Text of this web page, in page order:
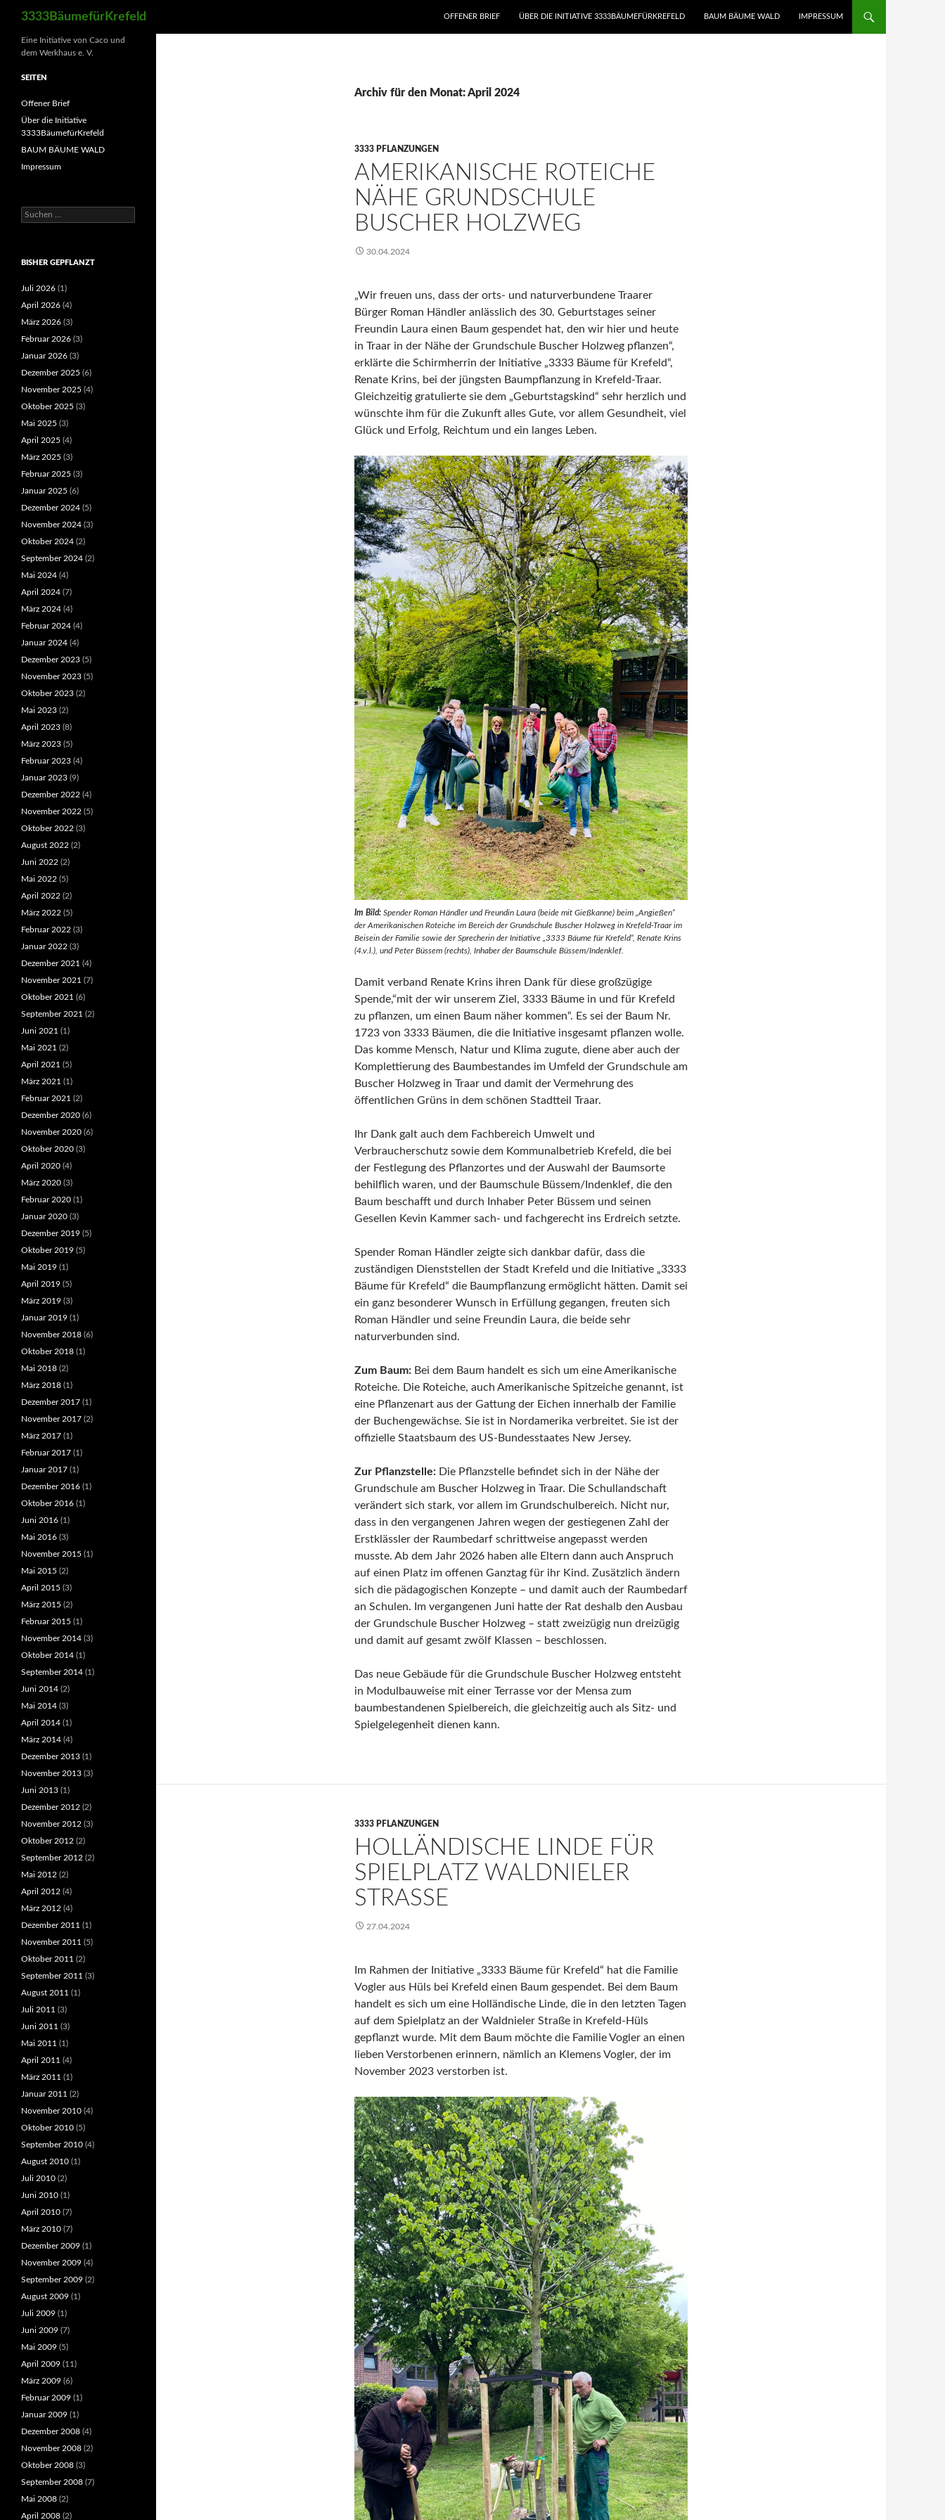
3333BäumefürKrefeld
OFFENER BRIEF
ÜBER DIE INITIATIVE 3333BÄUMEFÜRKREFELD BAUM BÄUME WALD IMPRESSUM
Archiv für den Monat: April 2024
3333 PFLANZUNGEN
AMERIKANISCHE ROTEICHE
NÄHE GRUNDSCHULE
BUSCHER HOLZWEG
30.04.2024
„Wir freuen uns, dass der orts- und naturverbundene Traarer
Bürger Roman Händler anlässlich des 30. Geburtstages seiner
Freundin Laura einen Baum gespendet hat, den wir hier und heute
in Traar in der Nähe der Grundschule Buscher Holzweg pflanzen“,
erklärte die Schirmherrin der Initiative „3333 Bäume für Krefeld“,
Renate Krins, bei der jüngsten Baumpflanzung in Krefeld-Traar.
Gleichzeitig gratulierte sie dem „Geburtstagskind“ sehr herzlich und
wünschte ihm für die Zukunft alles Gute, vor allem Gesundheit, viel
Glück und Erfolg, Reichtum und ein langes Leben.
Im Bild: Spender Roman Händler und Freundin Laura (beide mit Gießkanne) beim „Angießen“
der Amerikanischen Roteiche im Bereich der Grundschule Buscher Holzweg in Krefeld-Traar im
Beisein der Familie sowie der Sprecherin der Initiative „3333 Bäume für Krefeld“, Renate Krins
(4.v.l.), und Peter Büssem (rechts), Inhaber der Baumschule Büssem/Indenklef.
Damit verband Renate Krins ihren Dank für diese großzügige
Spende,“mit der wir unserem Ziel, 3333 Bäume in und für Krefeld
zu pflanzen, um einen Baum näher kommen“. Es sei der Baum Nr.
1723 von 3333 Bäumen, die die Initiative insgesamt pflanzen wolle.
Das komme Mensch, Natur und Klima zugute, diene aber auch der
Komplettierung des Baumbestandes im Umfeld der Grundschule am
Buscher Holzweg in Traar und damit der Vermehrung des
öffentlichen Grüns in dem schönen Stadtteil Traar.
Ihr Dank galt auch dem Fachbereich Umwelt und
Verbraucherschutz sowie dem Kommunalbetrieb Krefeld, die bei
der Festlegung des Pflanzortes und der Auswahl der Baumsorte
behilflich waren, und der Baumschule Büssem/Indenklef, die den
Baum beschafft und durch Inhaber Peter Büssem und seinen
Gesellen Kevin Kammer sach- und fachgerecht ins Erdreich setzte.
Spender Roman Händler zeigte sich dankbar dafür, dass die
zuständigen Dienststellen der Stadt Krefeld und die Initiative „3333
Bäume für Krefeld“ die Baumpflanzung ermöglicht hätten. Damit sei
ein ganz besonderer Wunsch in Erfüllung gegangen, freuten sich
Roman Händler und seine Freundin Laura, die beide sehr
naturverbunden sind.
Zum Baum: Bei dem Baum handelt es sich um eine Amerikanische
Roteiche. Die Roteiche, auch Amerikanische Spitzeiche genannt, ist
eine Pflanzenart aus der Gattung der Eichen innerhalb der Familie
der Buchengewächse. Sie ist in Nordamerika verbreitet. Sie ist der
offizielle Staatsbaum des US-Bundesstaates New Jersey.
Zur Pflanzstelle: Die Pflanzstelle befindet sich in der Nähe der
Grundschule am Buscher Holzweg in Traar. Die Schullandschaft
verändert sich stark, vor allem im Grundschulbereich. Nicht nur,
dass in den vergangenen Jahren wegen der gestiegenen Zahl der
Erstklässler der Raumbedarf schrittweise angepasst werden
musste. Ab dem Jahr 2026 haben alle Eltern dann auch Anspruch
auf einen Platz im offenen Ganztag für ihr Kind. Zusätzlich ändern
sich die pädagogischen Konzepte – und damit auch der Raumbedarf
an Schulen. Im vergangenen Juni hatte der Rat deshalb den Ausbau
der Grundschule Buscher Holzweg – statt zweizügig nun dreizügig
und damit auf gesamt zwölf Klassen – beschlossen.
Das neue Gebäude für die Grundschule Buscher Holzweg entsteht
in Modulbauweise mit einer Terrasse vor der Mensa zum
baumbestandenen Spielbereich, die gleichzeitig auch als Sitz- und
Spielgelegenheit dienen kann.
3333 PFLANZUNGEN
HOLLÄNDISCHE LINDE FÜR
SPIELPLATZ WALDNIELER
STRASSE
27.04.2024
Im Rahmen der Initiative „3333 Bäume für Krefeld“ hat die Familie
Vogler aus Hüls bei Krefeld einen Baum gespendet. Bei dem Baum
handelt es sich um eine Holländische Linde, die in den letzten Tagen
auf dem Spielplatz an der Waldnieler Straße in Krefeld-Hüls
gepflanzt wurde. Mit dem Baum möchte die Familie Vogler an einen
lieben Verstorbenen erinnern, nämlich an Klemens Vogler, der im
November 2023 verstorben ist.
Eine Initiative von Caco und
dem Werkhaus e. V.
SEITEN
Offener Brief
Über die Initiative
3333BäumefürKrefeld
BAUM BÄUME WALD
Impressum
Suchen
nach:
BISHER GEPFLANZT
Juli 2026 (1)
April 2026 (4)
März 2026 (3)
Februar 2026 (3)
Januar 2026 (3)
Dezember 2025 (6)
November 2025 (4)
Oktober 2025 (3)
Mai 2025 (3)
April 2025 (4)
März 2025 (3)
Februar 2025 (3)
Januar 2025 (6)
Dezember 2024 (5)
November 2024 (3)
Oktober 2024 (2)
September 2024 (2)
Mai 2024 (4)
April 2024 (7)
März 2024 (4)
Februar 2024 (4)
Januar 2024 (4)
Dezember 2023 (5)
November 2023 (5)
Oktober 2023 (2)
Mai 2023 (2)
April 2023 (8)
März 2023 (5)
Februar 2023 (4)
Januar 2023 (9)
Dezember 2022 (4)
November 2022 (5)
Oktober 2022 (3)
August 2022 (2)
Juni 2022 (2)
Mai 2022 (5)
April 2022 (2)
März 2022 (5)
Februar 2022 (3)
Januar 2022 (3)
Dezember 2021 (4)
November 2021 (7)
Oktober 2021 (6)
September 2021 (2)
Juni 2021 (1)
Mai 2021 (2)
April 2021 (5)
März 2021 (1)
Februar 2021 (2)
Dezember 2020 (6)
November 2020 (6)
Oktober 2020 (3)
April 2020 (4)
März 2020 (3)
Februar 2020 (1)
Januar 2020 (3)
Dezember 2019 (5)
Oktober 2019 (5)
Mai 2019 (1)
April 2019 (5)
März 2019 (3)
Januar 2019 (1)
November 2018 (6)
Oktober 2018 (1)
Mai 2018 (2)
März 2018 (1)
Dezember 2017 (1)
November 2017 (2)
März 2017 (1)
Februar 2017 (1)
Januar 2017 (1)
Dezember 2016 (1)
Oktober 2016 (1)
Juni 2016 (1)
Mai 2016 (3)
November 2015 (1)
Mai 2015 (2)
April 2015 (3)
März 2015 (2)
Februar 2015 (1)
November 2014 (3)
Oktober 2014 (1)
September 2014 (1)
Juni 2014 (2)
Mai 2014 (3)
April 2014 (1)
März 2014 (4)
Dezember 2013 (1)
November 2013 (3)
Juni 2013 (1)
Dezember 2012 (2)
November 2012 (3)
Oktober 2012 (2)
September 2012 (2)
Mai 2012 (2)
April 2012 (4)
März 2012 (4)
Dezember 2011 (1)
November 2011 (5)
Oktober 2011 (2)
September 2011 (3)
August 2011 (1)
Juli 2011 (3)
Juni 2011 (3)
Mai 2011 (1)
April 2011 (4)
März 2011 (1)
Januar 2011 (2)
November 2010 (4)
Oktober 2010 (5)
September 2010 (4)
August 2010 (1)
Juli 2010 (2)
Juni 2010 (1)
April 2010 (7)
März 2010 (7)
Dezember 2009 (1)
November 2009 (4)
September 2009 (2)
August 2009 (1)
Juli 2009 (1)
Juni 2009 (7)
Mai 2009 (5)
April 2009 (11)
März 2009 (6)
Februar 2009 (1)
Januar 2009 (1)
Dezember 2008 (4)
November 2008 (2)
Oktober 2008 (3)
September 2008 (7)
Mai 2008 (2)
April 2008 (2)